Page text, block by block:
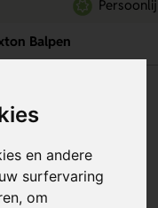
en andere
surfervaring
om
Balpen